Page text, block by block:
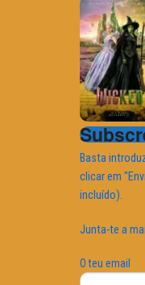
Basta
clicar em
incluído).
Junta-te a
O teu email